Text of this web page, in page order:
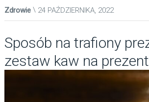
Zdrowie 24 PAŹDZIERNIKA, 2022
Sposób na trafiony
zestaw kaw na prezent